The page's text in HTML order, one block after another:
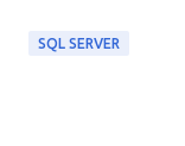
SQL SERVER